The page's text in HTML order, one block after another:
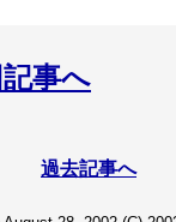
事へ
過去記事へ